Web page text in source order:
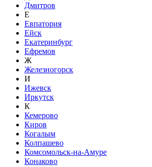
Дмитров
Е
Евпатория
Ейск
Екатеринбург
Ефремов
Ж
Железногорск
И
Ижевск
Иркутск
К
Кемерово
Киров
Когалым
Колпашево
Комсомольск-на-Амуре
Конаково